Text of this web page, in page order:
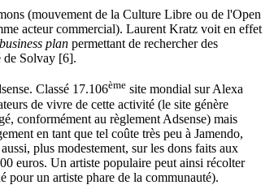
(mouvement de la Culture Libre ou de l'Open
acteur commercial). Laurent Kratz voit en effet
business plan permettant de rechercher des
de Solvay [6].
Classé 17.106ème site mondial sur Alexa
de vivre de cette activité (le site génère
conformément au règlement Adsense) mais
en tant que tel coûte très peu à Jamendo,
plus modestement, sur les dons faits aux
euros. Un artiste populaire peut ainsi récolter
pour un artiste phare de la communauté).